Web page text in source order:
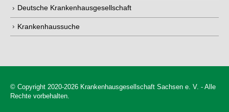
Deutsche Krankenhausgesellschaft
Krankenhaussuche
© Copyright 2020-2026 Krankenhausgesellschaft Sachsen e. V. - Alle
Rechte vorbehalten.